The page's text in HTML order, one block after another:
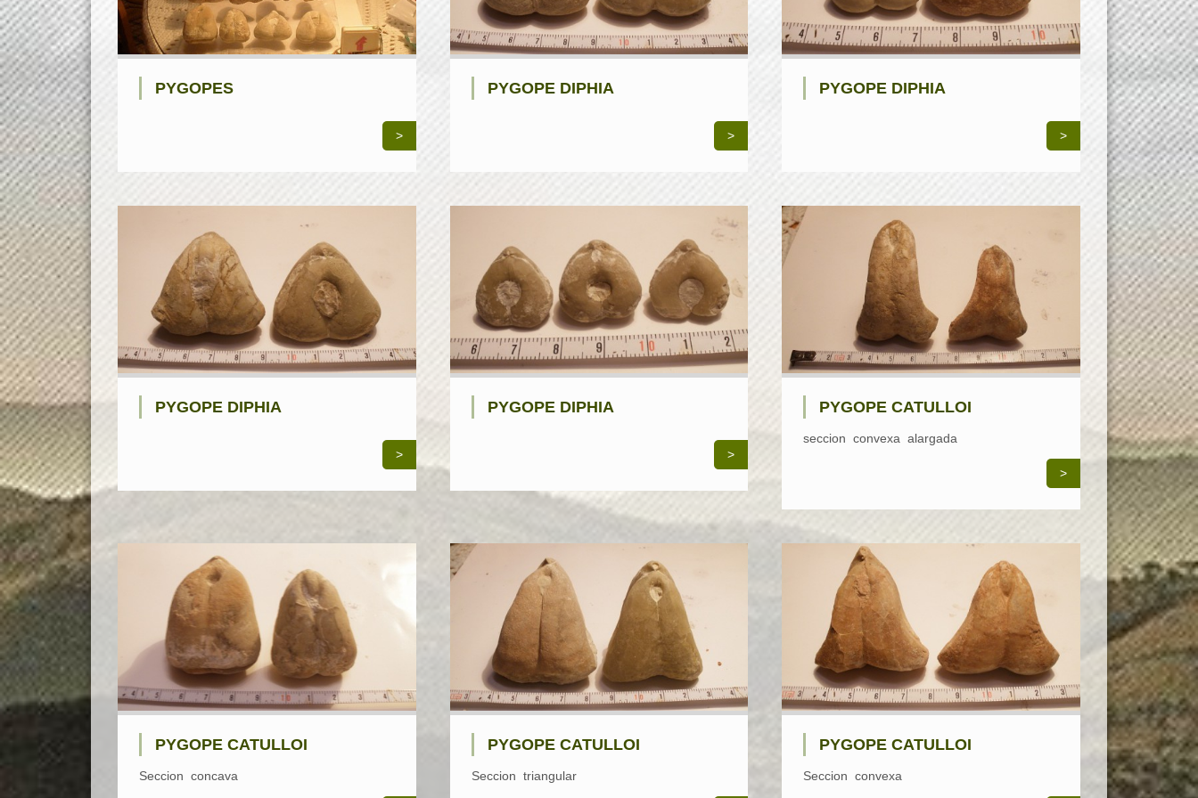
PYGOPES
>
PYGOPE DIPHIA
>
PYGOPE DIPHIA
>
PYGOPE DIPHIA
>
PYGOPE DIPHIA
>
PYGOPE CATULLOI
seccion convexa alargada
>
PYGOPE CATULLOI
Seccion concava
PYGOPE CATULLOI
Seccion triangular
PYGOPE CATULLOI
Seccion convexa